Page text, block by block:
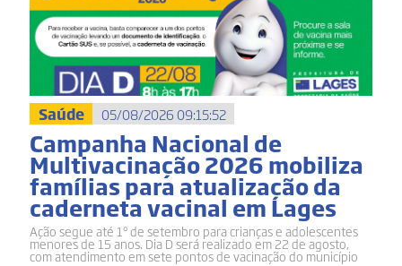
Saúde 05/08/2026 09:15:52
Campanha Nacional de
Multivacinação 2026 mobiliza
famílias para atualização da
caderneta vacinal em Lages
Ação segue até 1º de setembro para crianças e adolescentes
menores de 15 anos. Dia D será realizado em 22 de agosto,
com atendimento em sete pontos de vacinação do município